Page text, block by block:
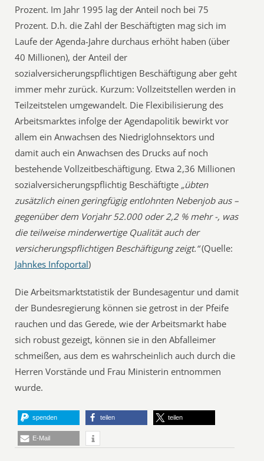
Prozent. Im Jahr 1995 lag der Anteil noch bei 75
Prozent. D.h. die Zahl der Beschäftigten mag sich im
Laufe der Agenda-Jahre durchaus erhöht haben (über
40 Millionen), der Anteil der
sozialversicherungspflichtigen Beschäftigung aber geht
immer mehr zurück. Kurzum: Vollzeitstellen werden in
Teilzeitstelen umgewandelt. Die Flexibilisierung des
Arbeitsmarktes infolge der Agendapolitik bewirkt vor
allem ein Anwachsen des Niedriglohnsektors und
damit auch ein Anwachsen des Drucks auf noch
bestehende Vollzeitbeschäftigung. Etwa 2,36 Millionen
sozialversicherungspflichtig Beschäftigte „übten
zusätzlich einen geringfügig entlohnten Nebenjob aus –
gegenüber dem Vorjahr 52.000 oder 2,2 % mehr -, was
die teilweise minderwertige Qualität auch der
versicherungspflichtigen Beschäftigung zeigt.“(Quelle:
Jahnkes Infoportal)
Die Arbeitsmarktstatistik der Bundesagentur und damit
der Bundesregierung können sie getrost in der Pfeife
rauchen und das Gerede, wie der Arbeitsmarkt habe
sich robust gezeigt, können sie in den Abfalleimer
schmeißen, aus dem es wahrscheinlich auch durch die
Herren Vorstände und Frau Ministerin entnommen
wurde.
spenden teilen teilen
E-Mail